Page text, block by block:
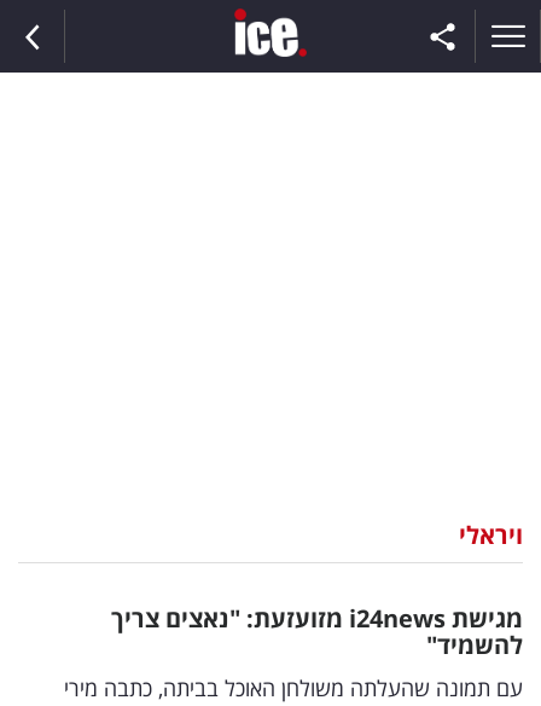
וצרכנות
דיגיטל
וטק
ויראלי
מגישת i24news
מזועזעת: "נאצים צריך
להשמיד"
עם תמונה שהעלתה משולחן האוכל בביתה, כתבה מירי